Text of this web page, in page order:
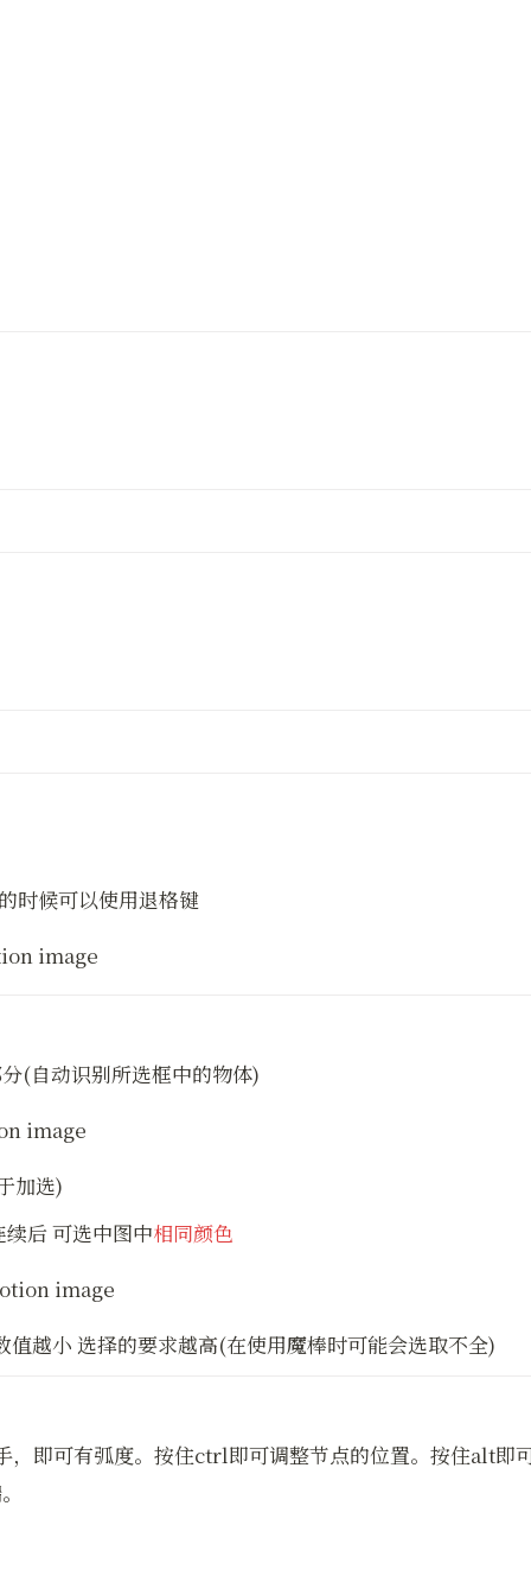
时候可以使用退格键
(自动识别所选框中的物体)
加选)
后 可选中图中相同颜色
越小 选择的要求越高(在使用魔棒时可能会选取不全)
即可有弧度。按住ctrl即可调整节点的位置。按住alt即